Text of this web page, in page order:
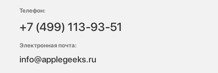
Телефон:
+7 (499) 113-93-51
Электронная почта:
info@applegeeks.ru